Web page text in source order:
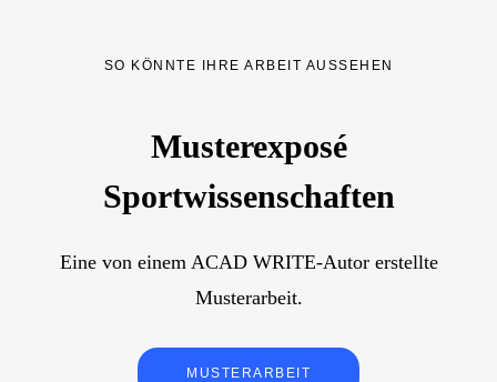
SO KÖNNTE IHRE ARBEIT AUSSEHEN
Musterexposé
Sportwissenschaften
Eine von einem ACAD WRITE-Autor erstellte
Musterarbeit.
MUSTERARBEIT